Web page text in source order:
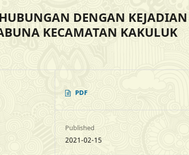
DENGAN KEJADIAN
KECAMATAN KAKULUK
PDF
Published
2021-02-15